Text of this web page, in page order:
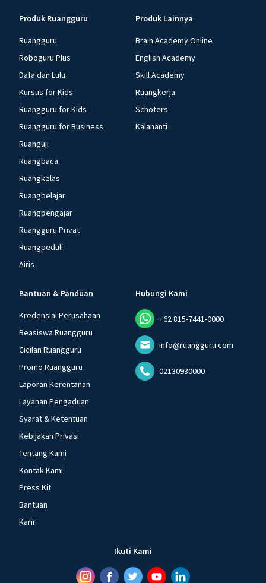
Produk Ruangguru
Ruangguru
Roboguru Plus
Dafa dan Lulu
Kursus for Kids
Ruangguru for Kids
Ruangguru for Business
Ruanguji
Ruangbaca
Ruangkelas
Ruangbelajar
Ruangpengajar
Ruangguru Privat
Ruangpeduli
Airis
Produk Lainnya
Brain Academy Online
English Academy
Skill Academy
Ruangkerja
Schoters
Kalananti
Bantuan & Panduan
Kredensial Perusahaan
Beasiswa Ruangguru
Cicilan Ruangguru
Promo Ruangguru
Laporan Kerentanan
Layanan Pengaduan
Syarat & Ketentuan
Kebijakan Privasi
Tentang Kami
Kontak Kami
Press Kit
Bantuan
Karir
Hubungi Kami
+62 815-7441-0000
info@ruangguru.com
02130930000
Ikuti Kami